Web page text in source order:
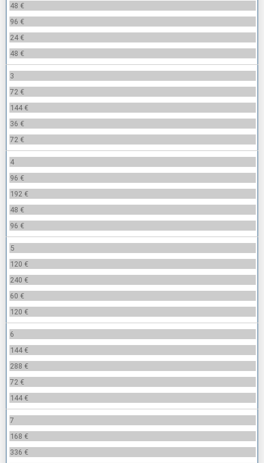
48 €
96 €
24 €
48 €
3
72 €
144 €
36 €
72 €
4
96 €
192 €
48 €
96 €
5
120 €
240 €
60 €
120 €
6
144 €
288 €
72 €
144 €
7
168 €
336 €